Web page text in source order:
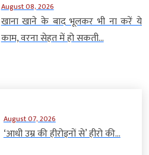
August 08, 2026
खाना खाने के बाद भूलकर भी ना करें ये
काम, वरना सेहत में हो सकती...
August 07, 2026
‘आधी उम्र की हीरोइनों से’ हीरो की...